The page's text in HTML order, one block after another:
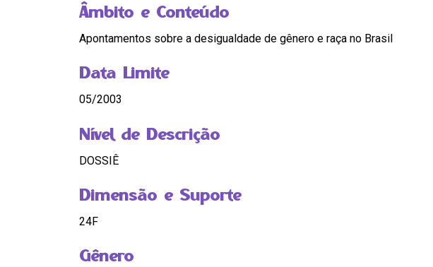
Âmbito e Conteúdo
Apontamentos sobre a desigualdade de gênero e raça no Brasil
Data Limite
05/2003
Nível de Descrição
DOSSIÊ
Dimensão e Suporte
24F
Gênero